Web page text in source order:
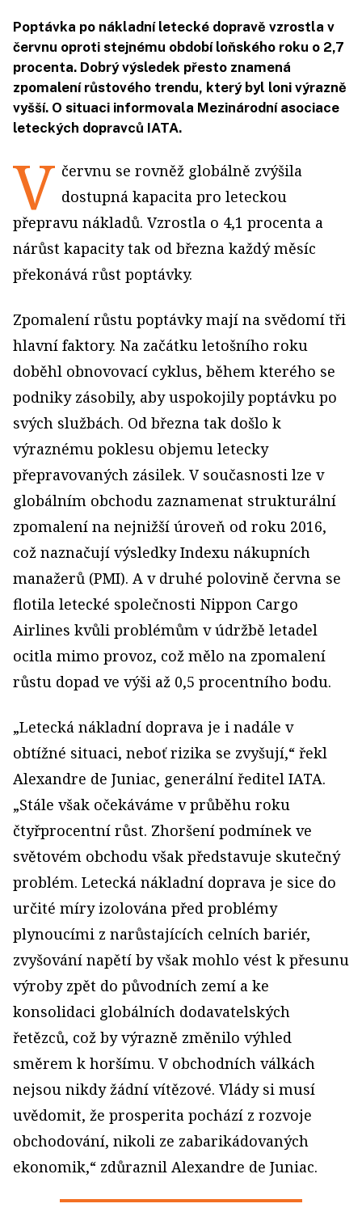
Poptávka po nákladní letecké dopravě vzrostla v
červnu oproti stejnému období loňského roku o 2,7
procenta. Dobrý výsledek přesto znamená
zpomalení růstového trendu, který byl loni výrazně
vyšší. O situaci informovala Mezinárodní asociace
leteckých dopravců IATA.
V červnu se rovněž globálně zvýšila
dostupná kapacita pro leteckou
přepravu nákladů. Vzrostla o 4,1 procenta a
nárůst kapacity tak od března každý měsíc
překonává růst poptávky.
Zpomalení růstu poptávky mají na svědomí tři
hlavní faktory. Na začátku letošního roku
doběhl obnovovací cyklus, během kterého se
podniky zásobily, aby uspokojily poptávku po
svých službách. Od března tak došlo k
výraznému poklesu objemu letecky
přepravovaných zásilek. V současnosti lze v
globálním obchodu zaznamenat strukturální
zpomalení na nejnižší úroveň od roku 2016,
což naznačují výsledky Indexu nákupních
manažerů (PMI). A v druhé polovině června se
flotila letecké společnosti Nippon Cargo
Airlines kvůli problémům v údržbě letadel
ocitla mimo provoz, což mělo na zpomalení
růstu dopad ve výši až 0,5 procentního bodu.
„Letecká nákladní doprava je i nadále v
obtížné situaci, neboť rizika se zvyšují,“ řekl
Alexandre de Juniac, generální ředitel IATA.
„Stále však očekáváme v průběhu roku
čtyřprocentní růst. Zhoršení podmínek ve
světovém obchodu však představuje skutečný
problém. Letecká nákladní doprava je sice do
určité míry izolována před problémy
plynoucími z narůstajících celních bariér,
zvyšování napětí by však mohlo vést k přesunu
výroby zpět do původních zemí a ke
konsolidaci globálních dodavatelských
řetězců, což by výrazně změnilo výhled
směrem k horšímu. V obchodních válkách
nejsou nikdy žádní vítězové. Vlády si musí
uvědomit, že prosperita pochází z rozvoje
obchodování, nikoli ze zabarikádovaných
ekonomik,“ zdůraznil Alexandre de Juniac.